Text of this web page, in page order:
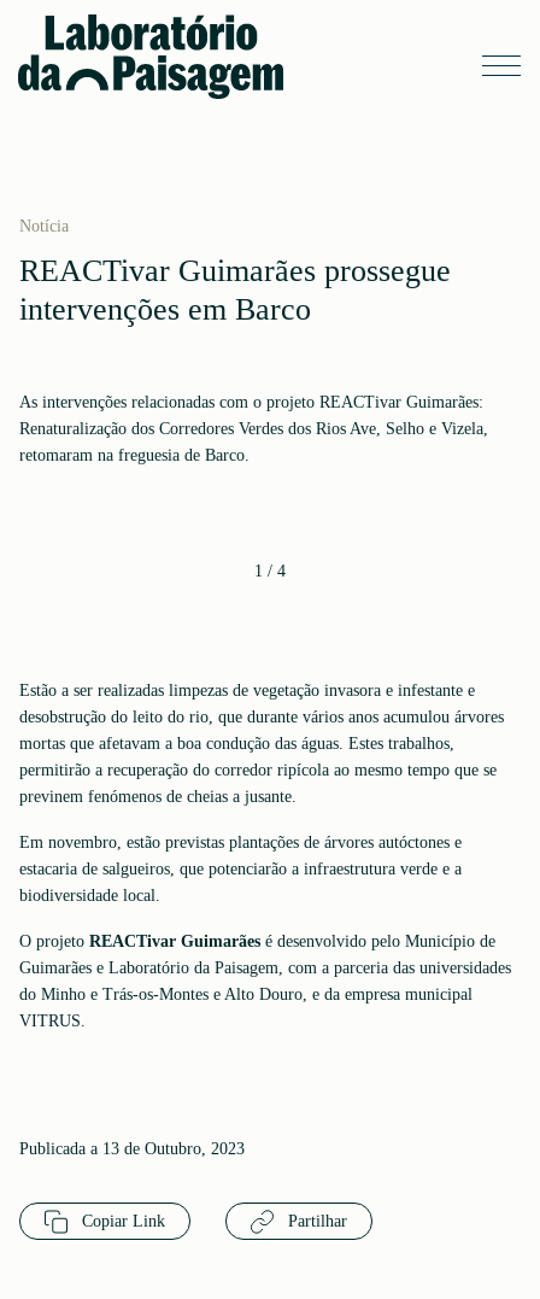
Notícia
REACTivar Guimarães prossegue
intervenções em Barco
As intervenções relacionadas com o projeto REACTivar Guimarães:
Renaturalização dos Corredores Verdes dos Rios Ave, Selho e Vizela,
retomaram na freguesia de Barco.
1 / 4
Estão a ser realizadas limpezas de vegetação invasora e infestante e
desobstrução do leito do rio, que durante vários anos acumulou árvores
mortas que afetavam a boa condução das águas. Estes trabalhos,
permitirão a recuperação do corredor ripícola ao mesmo tempo que se
previnem fenómenos de cheias a jusante.
Em novembro, estão previstas plantações de árvores autóctones e
estacaria de salgueiros, que potenciarão a infraestrutura verde e a
biodiversidade local.
O projeto REACTivar Guimarães é desenvolvido pelo Município de
Guimarães e Laboratório da Paisagem, com a parceria das universidades
do Minho e Trás-os-Montes e Alto Douro, e da empresa municipal
VITRUS.
Publicada a 13 de Outubro, 2023
Copiar Link Partilhar